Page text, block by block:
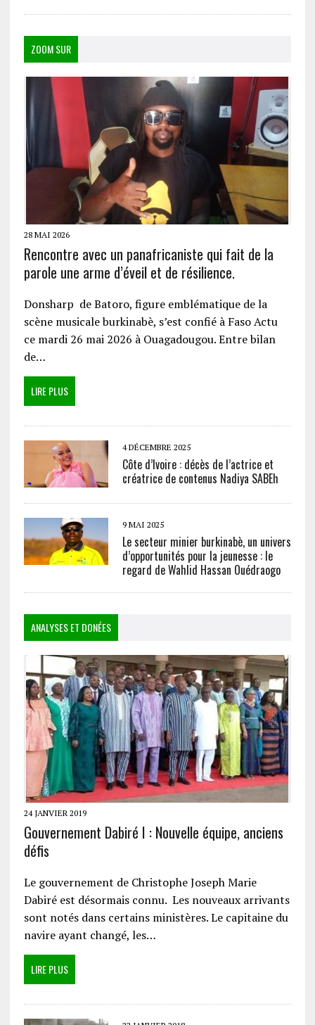
ZOOM SUR
28 MAI 2026
Rencontre avec un panafricaniste qui fait de la
parole une arme d’éveil et de résilience.
Donsharp de Batoro, figure emblématique de la
scène musicale burkinabè, s’est confié à Faso Actu
ce mardi 26 mai 2026 à Ouagadougou. Entre bilan
de…
LIRE PLUS
4 DÉCEMBRE 2025
Côte d’Ivoire : décès de l’actrice et
créatrice de contenus Nadiya SABEh
9 MAI 2025
Le secteur minier burkinabè, un univers
d’opportunités pour la jeunesse : le
regard de Wahlid Hassan Ouédraogo
ANALYSES ET DONÉES
24 JANVIER 2019
Gouvernement Dabiré I : Nouvelle équipe, anciens
défis
Le gouvernement de Christophe Joseph Marie
Dabiré est désormais connu. Les nouveaux arrivants
sont notés dans certains ministères. Le capitaine du
navire ayant changé, les…
LIRE PLUS